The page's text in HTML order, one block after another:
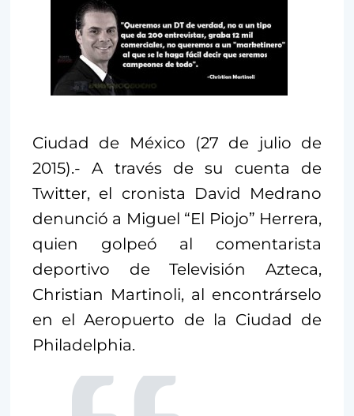
Ciudad de México (27 de julio de
2015).- A través de su cuenta de
Twitter, el cronista David Medrano
denunció a Miguel “El Piojo” Herrera,
quien golpeó al comentarista
deportivo de Televisión Azteca,
Christian Martinoli, al encontrárselo
en el Aeropuerto de la Ciudad de
Philadelphia.